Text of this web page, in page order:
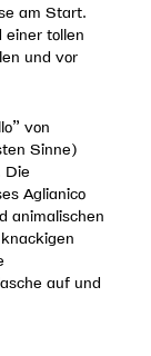
am Start.
einer tollen
und vor
von
Sinne)
Die
Aglianico
animalischen
auf und